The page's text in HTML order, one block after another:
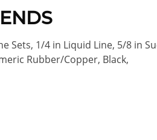
Sets, 1/4 in Liquid Line, 5/8 in
Rubber/Copper, Black,